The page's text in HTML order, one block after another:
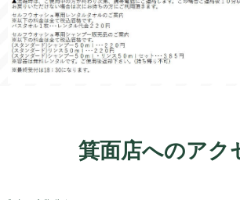
箕面店へのアク